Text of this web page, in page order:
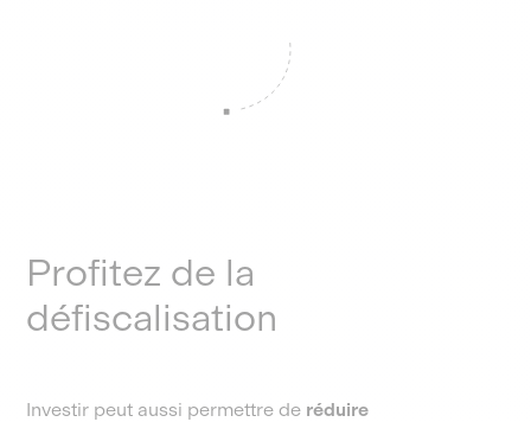
Profitez de la
défiscalisation
Investir peut aussi permettre de réduire